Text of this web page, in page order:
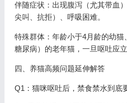
伴随症状：出现腹泻（尤其带血
尖叫、抗拒）、呼吸困难。
特殊群体：年龄小于4月龄的幼猫
糖尿病）的老年猫，一旦呕吐应立
四、养猫高频问题延伸解答
Q1：猫咪呕吐后，禁食禁水到底